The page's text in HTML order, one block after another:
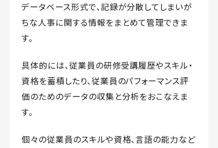
データベース形式で、記録が分散してしまいが
ちな人事に関する情報をまとめて管理できま
す。
具体的には、従業員の研修受講履歴やスキル・
資格を蓄積したり、従業員のパフォーマンス評
価のためのデータの収集と分析をおこなえま
す。
個々の従業員のスキルや資格、言語の能力など